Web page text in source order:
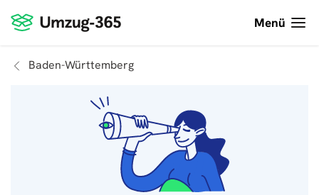
Menü
Baden-Württemberg